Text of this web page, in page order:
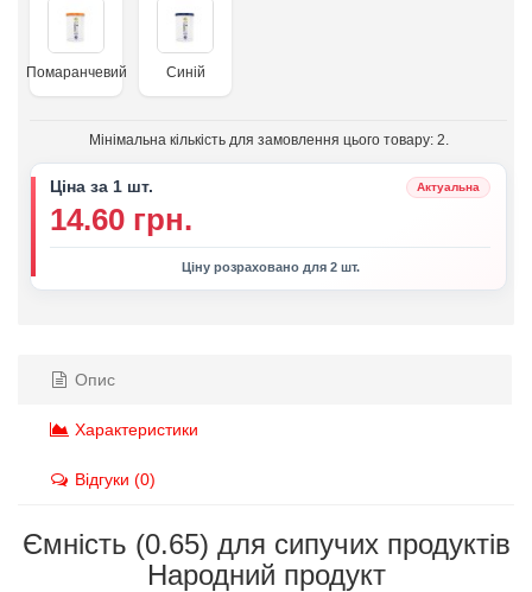
Помаранчевий Синій
Мінімальна кількість для замовлення цього товару: 2.
Ціна за 1 шт. Актуальна
14.60 грн.
Ціну розраховано для 2 шт.
Опис
Характеристики
Відгуки (0)
Ємність (0.65) для сипучих продуктів
Народний продукт